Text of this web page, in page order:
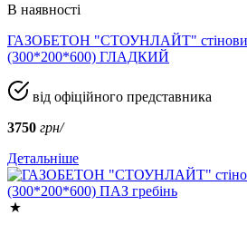
В наявності
ГАЗОБЕТОН "СТОУНЛАЙТ"
(300*200*600) ГЛАДКИЙ
від офіційного представника
3750 грн/
Детальніше